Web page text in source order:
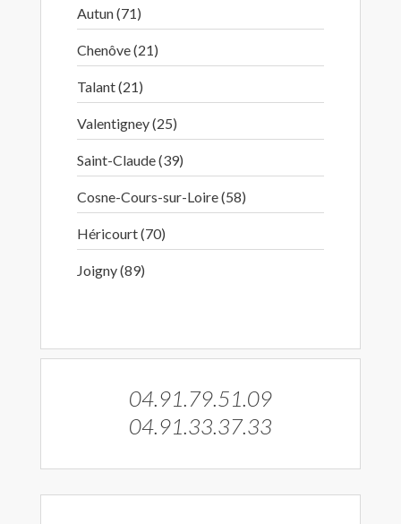
Autun (71)
Chenôve (21)
Talant (21)
Valentigney (25)
Saint-Claude (39)
Cosne-Cours-sur-Loire (58)
Héricourt (70)
Joigny (89)
04.91.79.51.09
04.91.33.37.33